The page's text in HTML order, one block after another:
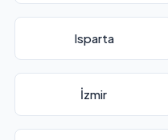
Isparta
İzmir